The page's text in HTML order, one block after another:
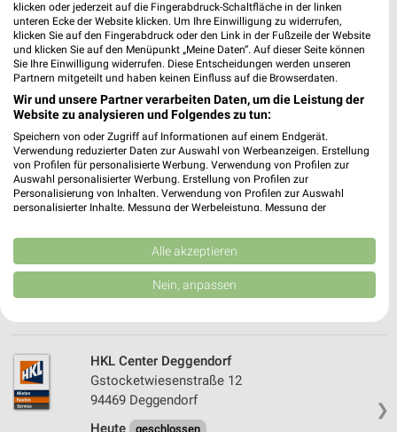
411,89 km
HORNBACH Passau
Stelzlhof 7
94034 Passau
Heute 07:00 - 20:00 Uhr | Geöffnet
438,34 km
❯
Sonderpreis Baumarkt Passau
94036 Passau
Heute 08:00 - 18:00 Uhr |
❯
HKL Center Deggendorf
Gstocketwiesenstraße 12
94469 Deggendorf
Heute
geschlossen
klicken oder jederzeit auf die Fingerabdruck-Schaltfläche in der linken
unteren Ecke der Website klicken. Um Ihre Einwilligung zu widerrufen,
klicken Sie auf den Fingerabdruck oder den Link in der Fußzeile der Website
und klicken Sie auf den Menüpunkt „Meine Daten“. Auf dieser Seite können
Sie Ihre Einwilligung widerrufen. Diese Entscheidungen werden unseren
Partnern mitgeteilt und haben keinen Einfluss auf die Browserdaten.
Wir und unsere Partner verarbeiten Daten, um die Leistung der
Website zu analysieren und Folgendes zu tun:
Speichern von oder Zugriff auf Informationen auf einem Endgerät.
Verwendung reduzierter Daten zur Auswahl von Werbeanzeigen. Erstellung
von Profilen für personalisierte Werbung. Verwendung von Profilen zur
Auswahl personalisierter Werbung. Erstellung von Profilen zur
Personalisierung von Inhalten. Verwendung von Profilen zur Auswahl
personalisierter Inhalte. Messung der Werbeleistung. Messung der
Kombinationen von Daten aus verschiedenen Quellen. Entwicklung und
Verbesserung der Angebote. Verwendung reduzierter Daten zur Auswahl
von Inhalten.
Daten können außerhalb der Europäischen Union weitergegeben und in die
USA gesendet werden.
Website/App.
Wir nutzen Ihre Daten für folgende Zwecke:
IAB-Verarbeitungszwecke:
Speichern von oder Zugriff auf Informationen
Alle akzeptieren
Nein, anpassen